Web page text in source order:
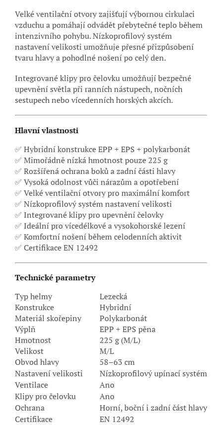
Velké ventilační otvory zajišťují výbornou cirkulaci
vzduchu a pomáhají odvádět přebytečné teplo během
intenzivního pohybu. Nízkoprofilový systém
nastavení velikosti umožňuje přesné přizpůsobení
tvaru hlavy a pohodlné nošení po celý den.
Integrované klipy pro čelovku umožňují bezpečné
upevnění světla při ranních nástupech, nočních
sestupech nebo vícedenních horských akcích.
Hlavní vlastnosti
✅ Hybridní konstrukce EPP + EPS + polykarbonát
✅ Mimořádně nízká hmotnost pouze 225 g
✅ Rozšířená ochrana boků a zadní části hlavy
✅ Vysoká odolnost vůči nárazům a opotřebení
✅ Velké ventilační otvory pro maximální komfort
✅ Nízkoprofilový systém nastavení velikosti
✅ Integrované klipy pro upevnění čelovky
✅ Ideální pro vícedélkové a vysokohorské lezení
✅ Komfortní nošení během celodenních aktivit
✅ Certifikace EN 12492
Technické parametry
Typ helmy
Lezecká
Konstrukce
Hybridní
Materiál skořepiny
Polykarbonát
Výplň
EPP + EPS pěna
Hmotnost
225 g (M/L)
Velikost
M/L
Obvod hlavy
58–63 cm
Nastavení velikosti
Nízkoprofilový upínací systém
Ventilace
Ano
Klipy pro čelovku
Ano
Ochrana
Horní, boční i zadní část hlavy
Certifikace
EN 12492